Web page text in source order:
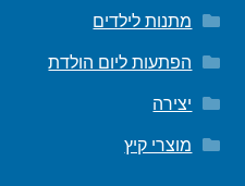
מתנות לילדים
הפתעות ליום הולדת
יצירה
מוצרי קיץ